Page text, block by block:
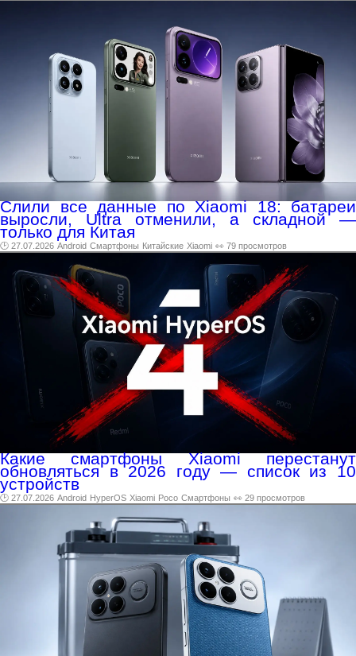
Слили все данные по Xiaomi 18: батареи
выросли, Ultra отменили, а складной —
только для Китая
🕑 27.07.2026 Android Смартфоны Китайские Xiaomi 👀 79 просмотров
Какие смартфоны Xiaomi перестанут
обновляться в 2026 году — список из 10
устройств
🕑 27.07.2026 Android HyperOS Xiaomi Poco Смартфоны 👀 29 просмотров